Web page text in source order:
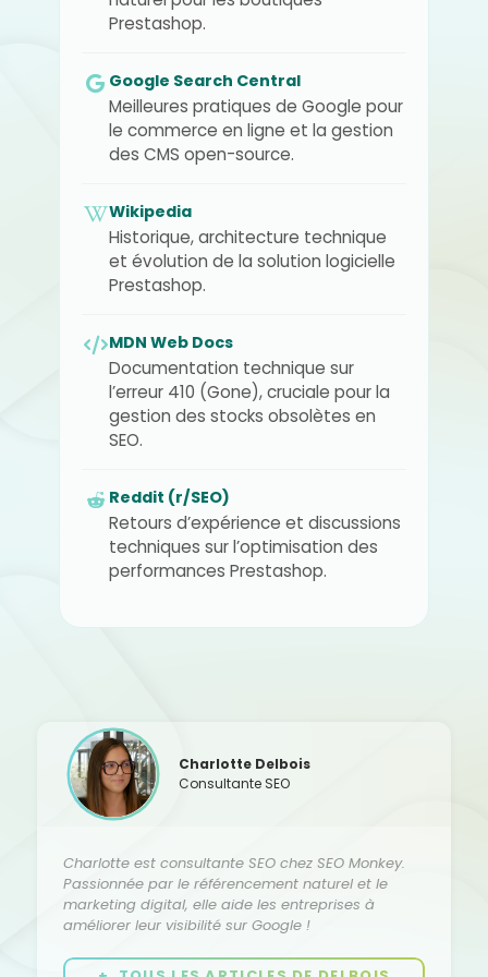
Prestashop.
Google Search Central
Meilleures pratiques de Google pour
le commerce en ligne et la gestion
des CMS open-source.
Wikipedia
Historique, architecture technique
et évolution de la solution logicielle
Prestashop.
MDN Web Docs
Documentation technique sur
l’erreur 410 (Gone), cruciale pour la
gestion des stocks obsolètes en
SEO.
Reddit (r/SEO)
Retours d’expérience et discussions
techniques sur l’optimisation des
performances Prestashop.
Charlotte Delbois
Consultante SEO
Charlotte est consultante SEO chez SEO Monkey.
Passionnée par le référencement naturel et le
marketing digital, elle aide les entreprises à
améliorer leur visibilité sur Google !